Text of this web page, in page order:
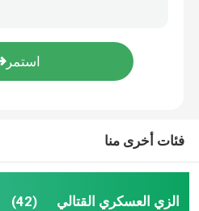
فئات أخرى منا
الزي العسكري القتالي (42)